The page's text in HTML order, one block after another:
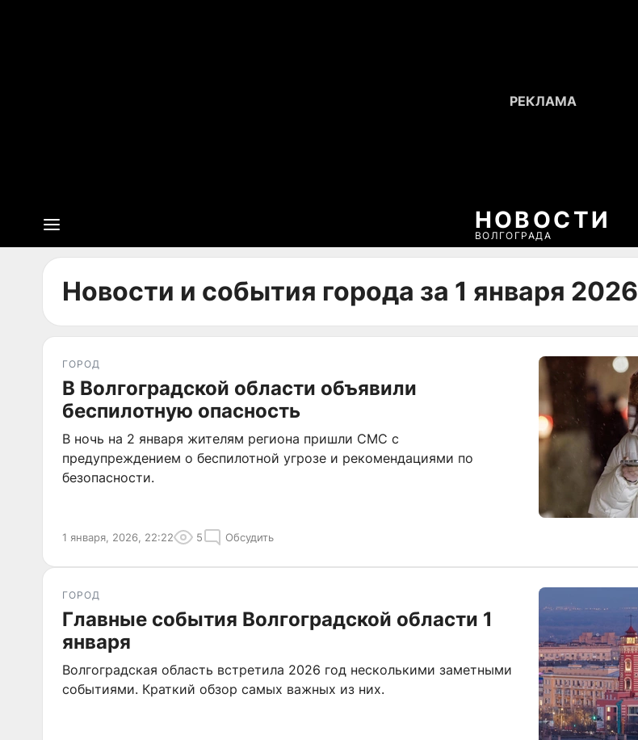
НОВОСТИ
ВОЛГОГРАДА
Новости и события города за 1 января 2026
ГОРОД
В Волгоградской области объявили
беспилотную опасность
В ночь на 2 января жителям региона пришли СМС с
предупреждением о беспилотной угрозе и рекомендациями по
безопасности.
1 января, 2026, 22:22 5 Обсудить
ГОРОД
Главные события Волгоградской области 1
января
Волгоградская область встретила 2026 год несколькими заметными
событиями. Краткий обзор самых важных из них.